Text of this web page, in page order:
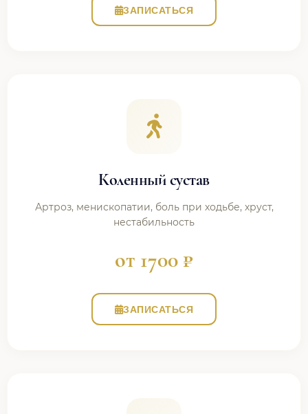
ЗАПИСАТЬСЯ
Коленный сустав
Артроз, менископатии, боль при ходьбе, хруст,
нестабильность
от 1700 ₽
ЗАПИСАТЬСЯ